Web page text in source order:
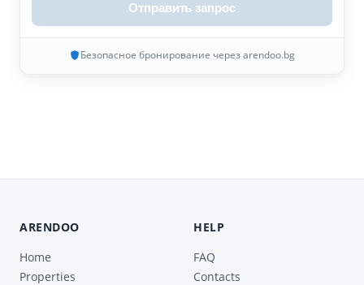
Отправить запрос
Безопасное бронирование через arendoo.bg
ARENDOO
Home
Properties
HELP
FAQ
Contacts